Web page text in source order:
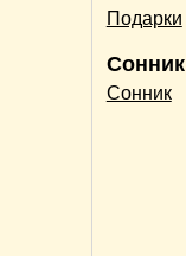
Подарки
Сонник
Сонник